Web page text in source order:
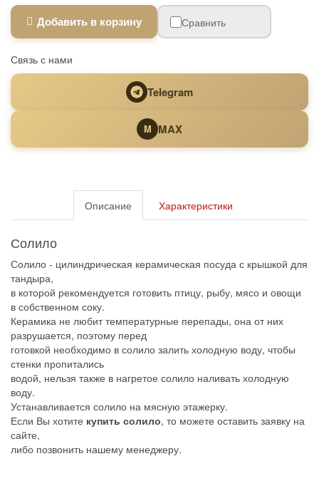
Добавить в корзину Сравнить
Связь с нами
Telegram
M MAX
Описание Характеристики
Солило
Солило - цилиндрическая керамическая посуда с крышкой для
тандыра,
в которой рекомендуется готовить птицу, рыбу, мясо и овощи
в собственном соку.
Керамика не любит температурные перепады, она от них
разрушается, поэтому перед
готовкой необходимо в солило залить холодную воду, чтобы
стенки пропитались
водой, нельзя также в нагретое солило наливать холодную
воду.
Устанавливается солило на мясную этажерку.
Если Вы хотите купить солило, то можете оставить заявку на
сайте,
либо позвонить нашему менеджеру.